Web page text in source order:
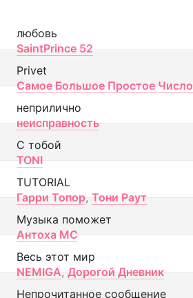
любовь
SaintPrince 52
Privet
Самое Большое Простое Число
неприлично
неисправность
С тобой
TONI
TUTORIAL
Гарри Топор, Тони Раут
Музыка поможет
Антоха МС
Весь этот мир
NEMIGA, Дорогой Дневник
Непрочитанное сообщение